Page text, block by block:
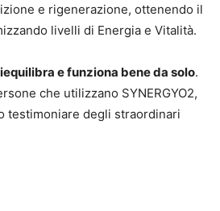
e rigenerazione, ottenendo il
livelli di Energia e Vitalità.
e funziona bene da solo.
che utilizzano SYNERGYO2,
testimoniare degli straordinari